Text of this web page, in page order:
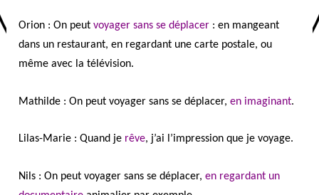
Orion : On peutvoyager sans se déplacer :en mangeant
dans un restaurant, en regardant une carte postale, ou
même avec la télévision.
Mathilde : On peut voyager sans se déplacer, en imaginant.
Lilas-Marie : Quand je rêve, j’ai l’impression que je voyage.
Nils : On peut voyager sans se déplacer,en regardant un